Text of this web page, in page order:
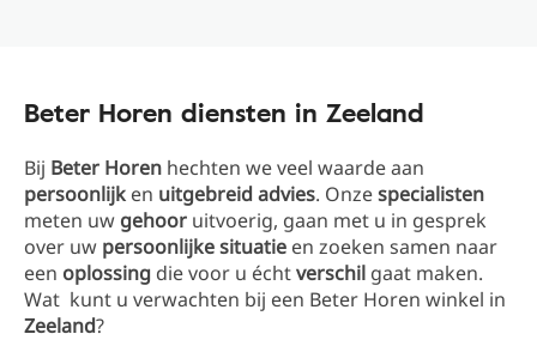
Beter Horen diensten in Zeeland
Bij Beter Horen hechten we veel waarde aan
persoonlijk en uitgebreidadvies. Onzespecialisten
meten uw gehoor uitvoerig, gaan met u in gesprek
over uw persoonlijkesituatie en zoeken samen naar
een oplossing die voor u échtverschil gaat maken.
Wat kunt u verwachten bij een Beter Horen winkel in
Zeeland?